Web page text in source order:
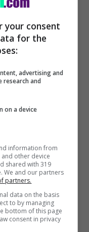
your consent
for the
advertising and
research and
on a device
information from
other device
shared with 319
We and our partners
partners.
data on the basis
to by managing
bottom of this page
consent in privacy